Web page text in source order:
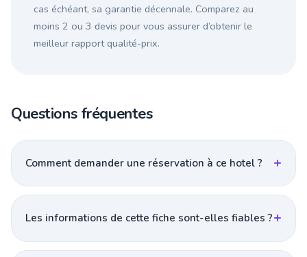
cas échéant, sa garantie décennale. Comparez au
moins 2 ou 3 devis pour vous assurer d’obtenir le
meilleur rapport qualité-prix.
Questions fréquentes
Comment demander une réservation à ce hotel ?
Les informations de cette fiche sont-elles fiables ?